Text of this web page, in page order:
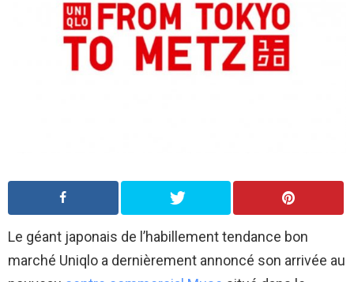
Le géant japonais de l’habillement tendance bon
marché Uniqlo a dernièrement annoncé son arrivée au